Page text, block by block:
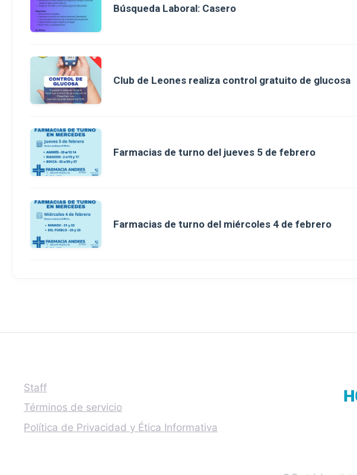
Búsqueda Laboral: Casero
Club de Leones realiza control gratuito de glucosa
Farmacias de turno del jueves 5 de febrero
Farmacias de turno del miércoles 4 de febrero
Staff
Términos de servicio
Política de Privacidad y Ética Informativa